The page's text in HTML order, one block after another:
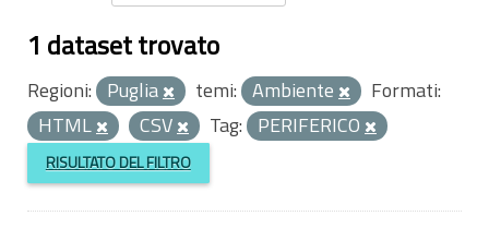
1 dataset trovato
Regioni: Puglia temi: Ambiente
Formati:
HTML
CSV Tag: PERIFERICO
RISULTATO DEL FILTRO